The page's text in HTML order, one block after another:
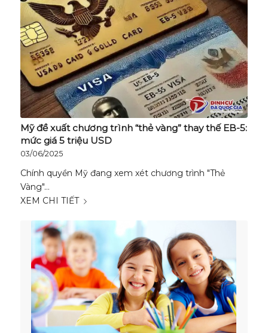
Mỹ đề xuất chương trình “thẻ vàng” thay thế EB-5:
mức giá 5 triệu USD
03/06/2025
Chính quyền Mỹ đang xem xét chương trình "Thẻ
Vàng"…
XEM CHI TIẾT